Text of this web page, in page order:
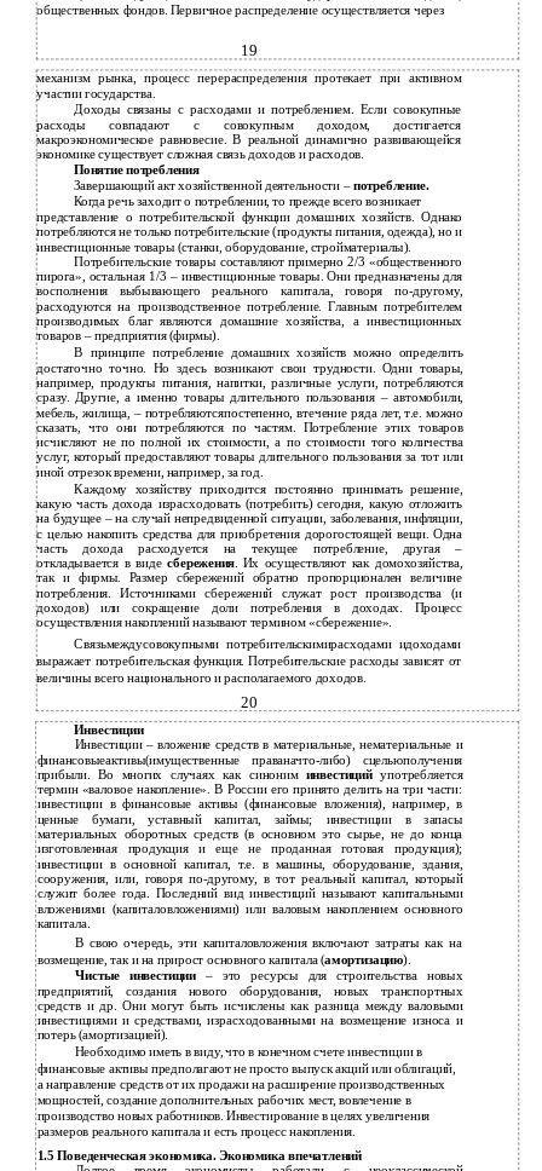
общественных фондов. Первичное распределение осуществляется через
19
механизм рынка, процесс перераспределения протекает при активном
участии государства.
Доходы связаны с расходами и потреблением. Если совокупные
расходы совпадают с совокупным доходом, достигается
макроэкономическое равновесие. В реальной динамично развивающейся
экономике существует сложная связь доходов и расходов.
Понятие потребления
Завершающий акт хозяйственной деятельности –потребление.
Когда речь заходит о потреблении, то прежде всего возникает
представление о потребительской функции домашних хозяйств. Однако
потребляются не только потребительские (продукты питания, одежда), но и
инвестиционные товары (станки, оборудование, стройматериалы).
Потребительские товары составляют примерно 2/3 «общественного
пирога», остальная 1/3 – инвестиционные товары. Они предназначены для
восполнения выбывающего реального капитала, говоря по-другому,
расходуются на производственное потребление. Главным потребителем
производимых благ являются домашние хозяйства, а инвестиционных
товаров – предприятия (фирмы).
В принципе потребление домашних хозяйств можно определить
достаточно точно. Но здесь возникают свои трудности. Одни товары,
например, продукты питания, напитки, различные услуги, потребляются
сразу. Другие, а именно товары длительного пользования – автомобили,
мебель, жилища, – потребляютсяпостепенно, втечение ряда лет, т.е. можно
сказать, что они потребляются по частям. Потребление этих товаров
исчисляют не по полной их стоимости, а по стоимости того количества
услуг, который предоставляют товары длительного пользования за тот или
иной отрезок времени, например, за год.
Каждому хозяйству приходится постоянно принимать решение,
какую часть дохода израсходовать (потребить) сегодня, какую отложить
на будущее – на случай непредвиденной ситуации, заболевания, инфляции,
с целью накопить средства для приобретения дорогостоящей вещи. Одна
часть дохода расходуется на текущее потребление, другая –
откладывается в видесбережения. Их осуществляют как домохозяйства,
так и фирмы. Размер сбережений обратно пропорционален величине
потребления. Источниками сбережений служат рост производства (и
доходов) или сокращение доли потребления в доходах. Процесс
осуществления накоплений называют термином «сбережение».
Связьмеждусовокупными потребительскимирасходами идоходами
выражает потребительская функция. Потребительские расходы зависят от
величины всего национального и располагаемого доходов.
20
Инвестиции
Инвестиции – вложение средств в материальные, нематериальные и
финансовыеактивы(имущественные праваначто-либо) сцельюполучения
прибыли. Во многих случаях как синоним инвестицийупотребляется
термин «валовое накопление». В России его принято делить на три части:
инвестиции в финансовые активы (финансовые вложения), например, в
ценные бумаги, уставный капитал, займы; инвестиции в запасы
материальных оборотных средств (в основном это сырье, не до конца
изготовленная продукция и еще не проданная готовая продукция);
инвестиции в основной капитал, т.е. в машины, оборудование, здания,
сооружения, или, говоря по-другому, в тот реальный капитал, который
служит более года. Последний вид инвестиций называют капитальными
вложениями (капиталовложениями) или валовым накоплением основного
капитала.
В свою очередь, эти капиталовложения включают затраты как на
возмещение, так и на прирост основного капитала (амортизацию).
Чистые инвестиции – это ресурсы для строительства новых
предприятий, создания нового оборудования, новых транспортных
средств и др. Они могут быть исчислены как разница между валовыми
инвестициями и средствами, израсходованными на возмещение износа и
потерь (амортизацией).
Необходимо иметь в виду, что в конечном счете инвестиции в
финансовые активы предполагают не просто выпуск акций или облигаций,
а направление средств от их продажи на расширение производственных
мощностей, создание дополнительных рабочих мест, вовлечение в
производство новых работников. Инвестирование в целях увеличения
размеров реального капитала и есть процесс накопления.
1.5 Поведенческая экономика. Экономика впечатлений